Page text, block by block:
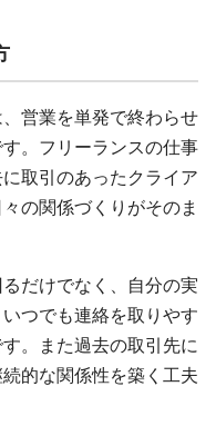
営業を単発で終わらせ
。フリーランスの仕事
取引のあったクライア
の関係づくりがそのま
だけでなく、自分の実
つでも連絡を取りやす
。また過去の取引先に
的な関係性を築く工夫